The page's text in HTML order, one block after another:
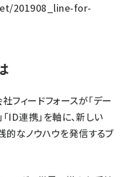
201908_line-for-
ィードフォースが「デー
「ID連携」を軸に、新しい
的なノウハウを発信するブ